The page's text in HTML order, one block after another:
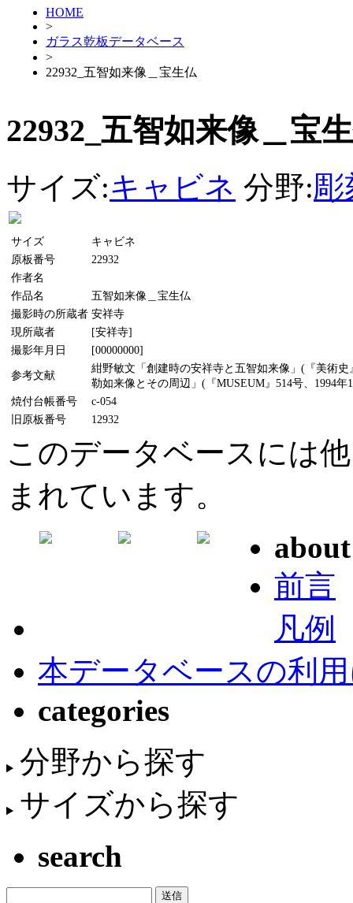
HOME
>
ガラス乾板データベース
>
22932_五智如来像＿宝生仏
22932_五智如来像＿宝
サイズ:キャビネ 分野:彫
サイズ
キャビネ
原板番号
22932
作者名
作品名
五智如来像＿宝生仏
撮影時の所蔵者 安祥寺
現所蔵者
[安祥寺]
撮影年月日
[00000000]
参考文献
紺野敏文「創建時の安祥寺と五智如来像」(『美術
勒如来像とその周辺」(『MUSEUM』514号、1994年
焼付台帳番号
c-054
旧原板番号
12932
このデータベースには
まれています。
about
前言
凡例
本データベースの利
categories
分野から探す
サイズから探す
search